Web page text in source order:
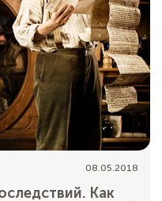
08.05.2018
Как